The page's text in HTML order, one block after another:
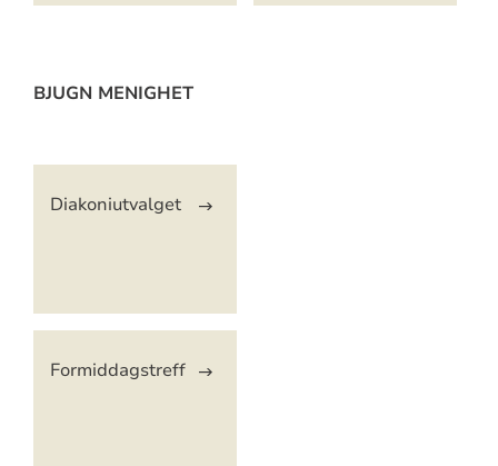
BJUGN MENIGHET
Diakoniutvalget
Formiddagstreff